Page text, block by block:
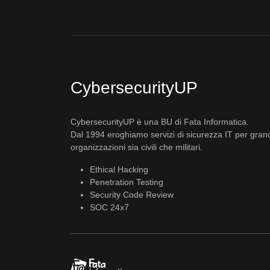
CybersecurityUP
CybersecurityUP è una BU di Fata Informatica.
Dal 1994 eroghiamo servizi di sicurezza IT per
organizzazioni sia civili che militari.
Ethical Hacking
Penetration Testing
Security Code Review
SOC 24x7